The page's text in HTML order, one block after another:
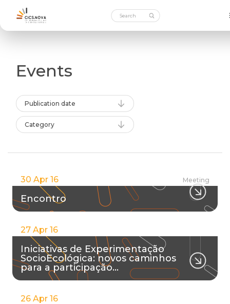
Events
Publication date
Category
30 Apr 16 Meeting
Encontro
27 Apr 16
Iniciativas de Experimentação
SocioEcológica: novos caminhos
para a participação…
26 Apr 16